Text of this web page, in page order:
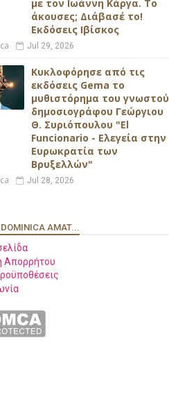
με τον Ιωάννη Κάργα. Το
άκουσες; Διάβασέ το!
Εκδόσεις Ιβίσκος
Jul 29, 2026
Κυκλοφόρησε από τις
εκδόσεις Gema το
μυθιστόρημα του γνωστού
δημοσιογράφου Γεώργιου
Θ. Συριόπουλου "El
Funcionario - Ελεγεία στην
Ευρωκρατία των
Βρυξελλών"
Jul 28, 2026
AMAT...
Απορρήτου